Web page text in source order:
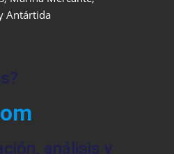
Antártida
análisis y